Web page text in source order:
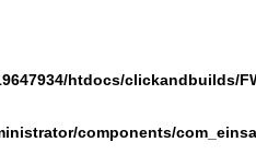
htdocs/clickandbuilds/
components/